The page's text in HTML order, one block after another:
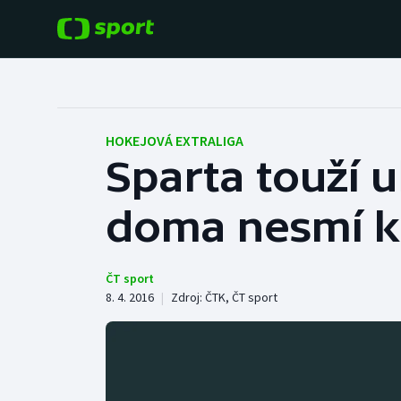
Hokej
Tenis
Cyklistika
Baseball a softbal
Basketbal
Boby a skeleton
HOKEJOVÁ EXTRALIGA
Sparta touží
doma nesmí
ČT sport
8. 4. 2016 | Zdroj: ČTK, ČT sport